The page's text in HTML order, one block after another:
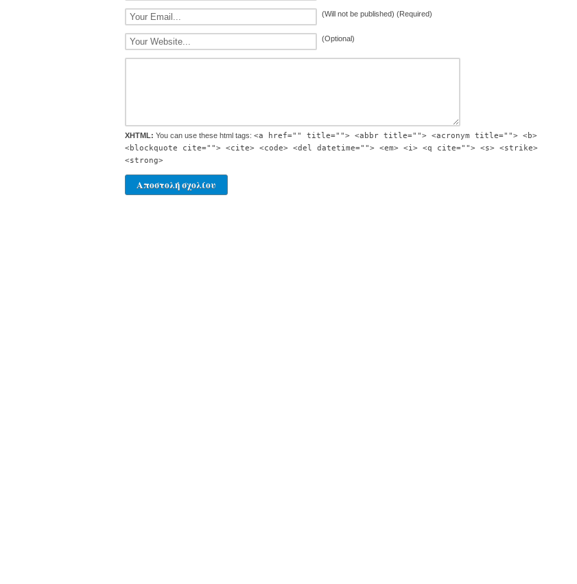
(Will not be published) (Required)
(Optional)
XHTML: You can use these html tags: <a href="" title=""> <abbr title=""> <acronym title=""> <b>
<blockquote cite=""> <cite> <code> <del datetime=""> <em> <i> <q cite=""> <s> <strike>
<strong>